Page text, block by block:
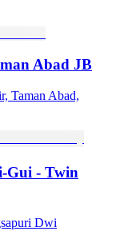
Abad JB
Taman Abad,
Gui - Twin
Dwi